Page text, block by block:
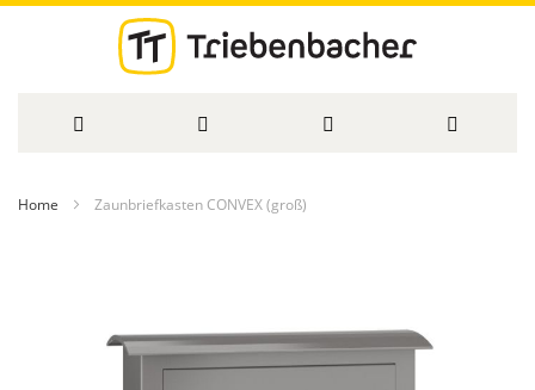
Home Zaunbriefkasten CONVEX (groß)
Bildergalerie